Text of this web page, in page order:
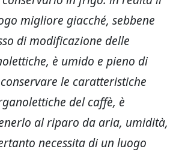
migliore giacché, sebbene
di modificazione delle
è umido e pieno di
le caratteristiche
del caffè, è
al riparo da aria, umidità,
necessita di un luogo